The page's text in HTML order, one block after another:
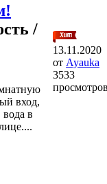
/
вход,
вода в
13.11.2020
от Ayauka
3533